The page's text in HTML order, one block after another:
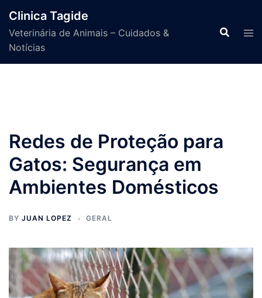
content
Clinica Tagide
Veterinária de Animais – Cuidados &
Notícias
Redes de Proteção para
Gatos: Segurança em
Ambientes Domésticos
BY JUAN LOPEZ GERAL